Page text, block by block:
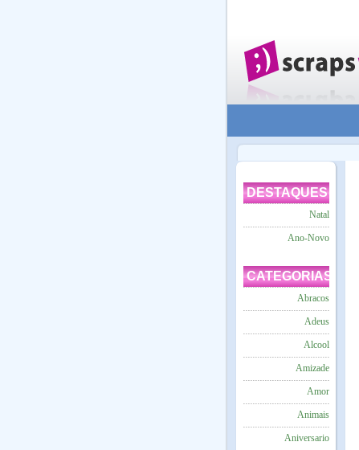
DESTAQUES
Natal
Ano-Novo
CATEGORIAS
Abracos
Adeus
Alcool
Amizade
Amor
Animais
Aniversario